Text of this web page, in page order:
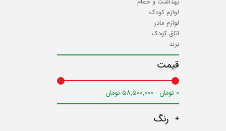
لوازم کودک
لوازم مادر
اتاق کودک
برند
قیمت
۰ تومان - ۵۸,۵۰۰,۰۰۰ تومان
رنگ